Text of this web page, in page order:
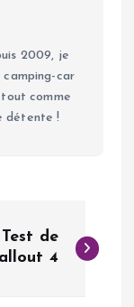
2009, je
camping-car
comme
détente !
Test de
4